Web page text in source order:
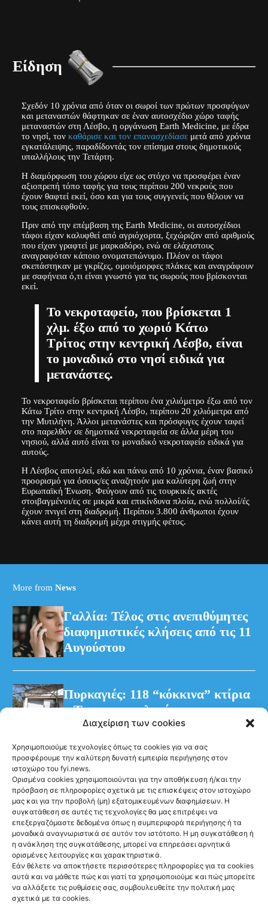
Διαχείριση των cookies
Χρησιμοποιούμε τεχνολογίες όπως τα cookies για να σας
προσφέρουμε την καλύτερη δυνατή εμπειρία περιήγησης στον
ιστοχώρο του fyi.news.
Ορισμένα cookies χρησιμοποιούνται για την αποθήκευση ή/και την
πρόσβαση σε πληροφορίες σχετικά με τις επισκέψεις στον ιστοχώρο
μας και για την προβολή (μη) εξατομικευμένων διαφημίσεων. Η
συγκατάθεση σε αυτές τις τεχνολογίες θα μας επιτρέψει να
επεξεργαζόμαστε δεδομένα όπως η συμπεριφορά περιήγησης ή τα
μοναδικά αναγνωριστικά σε αυτόν τον ιστότοπο. Η μη συγκατάθεση ή
η ανάκληση της συγκατάθεσης, μπορεί να επηρεάσει αρνητικά
ορισμένες λειτουργίες και χαρακτηριστικά.
Εάν θέλετε να αποκτήσετε περισσότερες πληροφορίες για τα cookies
αυτά και να μάθετε πώς και γιατί τα χρησιμοποιούμε και πώς μπορείτε
να αλλάξετε τις ρυθμίσεις σας, συμβουλευθείτε την πολιτική μας
σχετικά με τα cookies.
Είδηση
Σχεδόν 10 χρόνια από όταν οι σωροί των πρώτων προσφύγων
και μεταναστών θάφτηκαν σε έναν αυτοσχέδιο χώρο ταφής
μεταναστών στη Λέσβο, η οργάνωση Earth Medicine, με έδρα
το νησί, τον καθάρισε και τον επανασχεδίασεμετά από χρόνια
εγκατάλειψης, παραδίδοντάς τον επίσημα στους δημοτικούς
υπαλλήλους την Τετάρτη.
Η διαμόρφωση του χώρου είχε ως στόχο να προσφέρει έναν
αξιοπρεπή τόπο ταφής για τους περίπου 200 νεκρούς που
έχουν θαφτεί εκεί, όσο και για τους συγγενείς που θέλουν να
τους επισκεφθούν.
Πριν από την επέμβαση της Earth Medicine, οι αυτοσχέδιοι
τάφοι είχαν καλυφθεί από αγριόχορτα, ξεχώριζαν από αριθμούς
που είχαν γραφτεί με μαρκαδόρο, ενώ σε ελάχιστους
αναγραφόταν κάποιο ονοματεπώνυμο. Πλέον οι τάφοι
σκεπάστηκαν με γκρίζες, ομοιόμορφες πλάκες και αναγράφουν
με σαφήνεια ό,τι είναι γνωστό για τις σωρούς που βρίσκονται
εκεί.
Το νεκροταφείο, που βρίσκεται 1
χλμ. έξω από το χωριό Κάτω
Τρίτος στην κεντρική Λέσβο, είναι
το μοναδικό στο νησί ειδικά για
μετανάστες.
Το νεκροταφείο βρίσκεται περίπου ένα χιλιόμετρο έξω από τον
Κάτω Τρίτο στην κεντρική Λέσβο, περίπου 20 χιλιόμετρα από
την Μυτιλήνη. Άλλοι μετανάστες και πρόσφυγες έχουν ταφεί
στο παρελθόν σε δημοτικά νεκροταφεία σε άλλα μέρη του
νησιού, αλλά αυτό είναι το μοναδικό νεκροταφείο ειδικά για
αυτούς.
Η Λέσβος αποτελεί, εδώ και πάνω από 10 χρόνια, έναν βασικό
προορισμό για όσους/ες αναζητούν μια καλύτερη ζωή στην
Ευρωπαϊκή Ένωση. Φεύγουν από τις τουρκικές ακτές
στοιβαγμένοι/ες σε μικρά και επικίνδυνα πλοία, ενώ πολλοί/ές
έχουν πνιγεί στη διαδρομή. Περίπου 3.800 άνθρωποι έχουν
κάνει αυτή τη διαδρομή μέχρι στιγμής φέτος.
More from News
Γαλλία: Τέλος στις ανεπιθύμητες
διαφημιστικές κλήσεις από τις 11
Αυγούστου
Πυρκαγιές: 118 “κόκκινα” κτίρια
– Τρεις προφυλακίσεις για τη
φωτιά στη Βοιωτία
Ακολούθησέ μας
Newsletter